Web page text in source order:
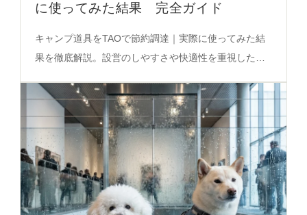
に使ってみた結果 完全ガイド
キャンプ道具をTAOで節約調達｜実際に使ってみた結
果を徹底解説。設営のしやすさや快適性を重視したア